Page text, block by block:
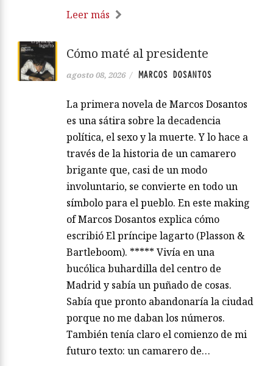
Leer más
Cómo maté al presidente
agosto 08, 2026 / MARCOS DOSANTOS
La primera novela de Marcos Dosantos
es una sátira sobre la decadencia
política, el sexo y la muerte. Y lo hace a
través de la historia de un camarero
brigante que, casi de un modo
involuntario, se convierte en todo un
símbolo para el pueblo. En este making
of Marcos Dosantos explica cómo
escribió El príncipe lagarto (Plasson &
Bartleboom). ***** Vivía en una
bucólica buhardilla del centro de
Madrid y sabía un puñado de cosas.
Sabía que pronto abandonaría la ciudad
porque no me daban los números.
También tenía claro el comienzo de mi
futuro texto: un camarero de…